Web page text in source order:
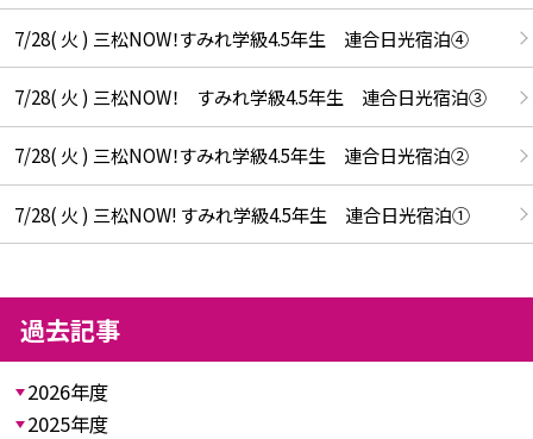
7/28( 火 ) 三松NOW！すみれ学級4.5年生 連合日光宿泊④
7/28( 火 ) 三松NOW！ すみれ学級4.5年生 連合日光宿泊③
7/28( 火 ) 三松NOW！すみれ学級4.5年生 連合日光宿泊②
7/28( 火 ) 三松NOW! すみれ学級4.5年生 連合日光宿泊①
過去記事
2026年度
2025年度